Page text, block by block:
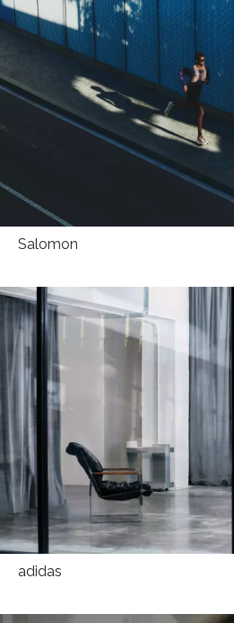
INFORMACE
REDAKCE
Salomon
adidas